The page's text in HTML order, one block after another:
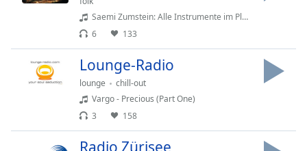
Saemi Zumstein: Alle Instrumente im Playbackverfahren - Dr Hinderletscht, Marsch von Saemi Zumstein (Saemi Zumstein Frischae Wind 2025)
6
133
Lounge-Radio
lounge
chill-out
Vargo - Precious (Part One)
3
158
Radio Zürisee